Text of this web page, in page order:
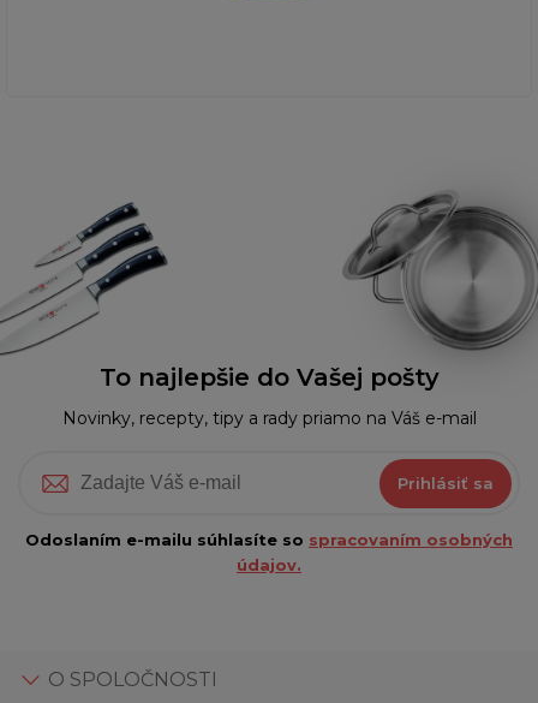
To najlepšie do Vašej pošty
Novinky, recepty, tipy a rady priamo na Váš e-mail
Prihlásiť sa
Odoslaním e-mailu súhlasíte so spracovaním osobných
údajov.
O SPOLOČNOSTI